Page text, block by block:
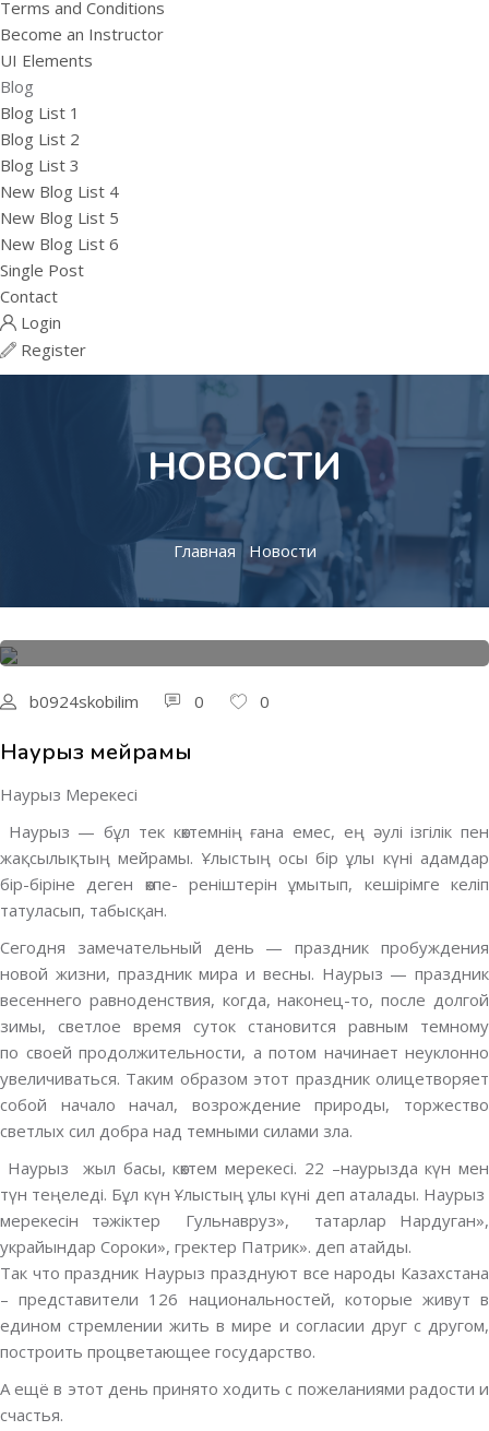
Terms and Conditions
Become an Instructor
UI Elements
Blog
Blog List 1
Blog List 2
Blog List 3
New Blog List 4
New Blog List 5
New Blog List 6
Single Post
Contact
Login
Register
НОВОСТИ
Главная Новости
b0924skobilim 0 0
Наурыз мейрамы
Наурыз Мерекесі
Наурыз — бұл тек көктемнің ғана емес, ең әулі ізгілік пен
жақсылықтың мейрамы. Ұлыстың осы бір ұлы күні адамдар
бір-біріне деген өкпе- реніштерін ұмытып, кешірімге келіп
татуласып, табысқан.
Сегодня замечательный день — праздник пробуждения
новой жизни, праздник мира и весны. Наурыз — праздник
весеннего равноденствия, когда, наконец-то, после долгой
зимы, светлое время суток становится равным темному
по своей продолжительности, а потом начинает неуклонно
увеличиваться. Таким образом этот праздник олицетворяет
собой начало начал, возрождение природы, торжество
светлых сил добра над темными силами зла.
Наурыз жыл басы, көктем мерекесі. 22 –наурызда күн мен
түн теңеледі. Бұл күн Ұлыстың ұлы күні деп аталады. Наурыз
мерекесін тәжіктер Гульнавруз», татарлар Нардуган»,
украйындар Сороки», гректер Патрик». деп атайды.
Так что праздник Наурыз празднуют все народы Казахстана
– представители 126 национальностей, которые живут в
едином стремлении жить в мире и согласии друг с другом,
построить процветающее государство.
А ещё в этот день принято ходить с пожеланиями радости и
счастья.